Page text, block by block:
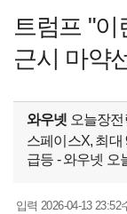
트럼프 "이
근시 마약
와우넷 오늘장전
스페이스X, 최대
급등 - 와우넷 오
입력2026-04-13 23:52